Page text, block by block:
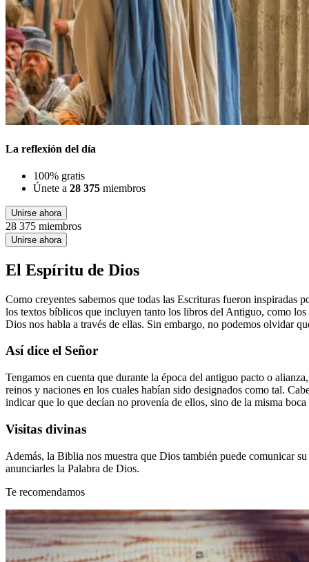
La reflexión del día
100% gratis
Únete a 28 375 miembros
Unirse ahora
28 375 miembros
Unirse ahora
El Espíritu de Dios
Como creyentes sabemos que todas las Escrituras fueron
los textos bíblicos que incluyen tanto los libros del Antiguo, como
Dios nos habla a través de ellas. Sin embargo, no podemos olvidar
Así dice el Señor
Tengamos en cuenta que durante la época del antiguo pacto o
reinos y naciones en los cuales habían sido designados como tal.
indicar que lo que decían no provenía de ellos, sino de la misma boca
Visitas divinas
Además, la Biblia nos muestra que Dios también puede comunicar
anunciarles la Palabra de Dios.
Te recomendamos